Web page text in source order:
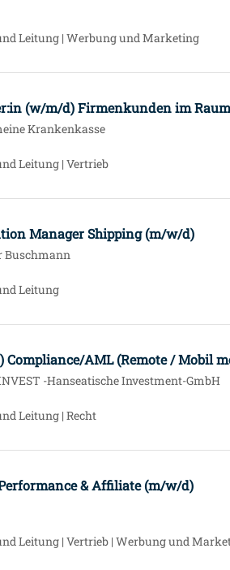
Leitung | Werbung und Marketing
(w/m/d) Firmenkunden im
Krankenkasse
Leitung | Vertrieb
Manager Shipping (m/w/d)
Buschmann
Leitung
AML (Remote / Mobil
-Hanseatische Investment-GmbH
Leitung | Recht
& Affiliate (m/w/d)
Leitung | Vertrieb | Werbung und